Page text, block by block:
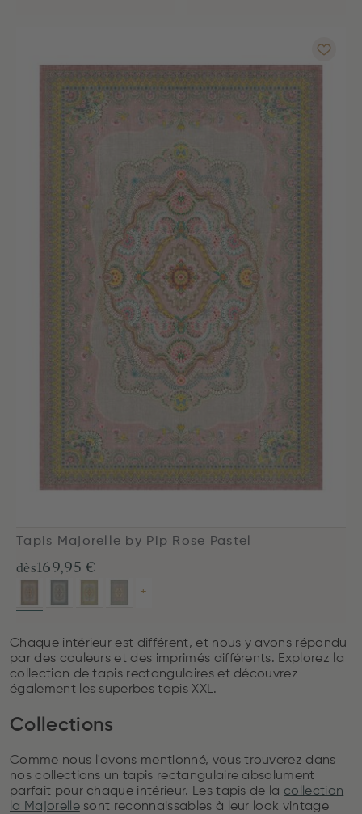
Tapis Majorelle by Pip Rose Pastel
dès169,95 €
+
Chaque intérieur est différent, et nous y avons répondu
par des couleurs et des imprimés différents. Explorez la
collection de tapis rectangulaires et découvrez
également les superbes tapis XXL.
Collections
Comme nous l'avons mentionné, vous trouverez dans
nos collections un tapis rectangulaire absolument
parfait pour chaque intérieur. Les tapis de la collection
la Majorellesont reconnaissables à leur look vintage